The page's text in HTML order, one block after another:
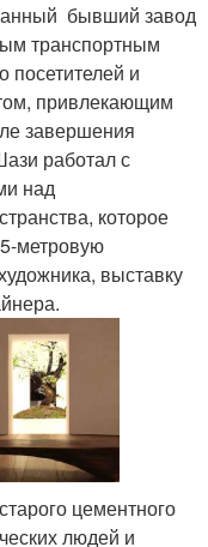
бывший завод
транспортным
и
привлекающим
завершения
работал с
над
которое
метровую
выставку
цементного
людей и